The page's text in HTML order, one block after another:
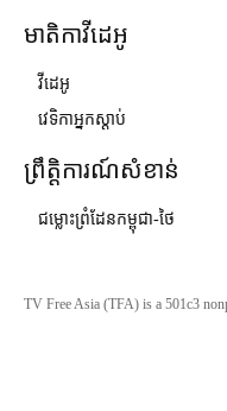
មាតិកាវីដេអូ
វីដេអូ
វេទិកាអ្នកស្ដាប់
ព្រឹត្តិការណ៍សំខាន់
ជម្លោះព្រំដែនកម្ពុជា-ថៃ
TV Free Asia (TFA) is a 501c3